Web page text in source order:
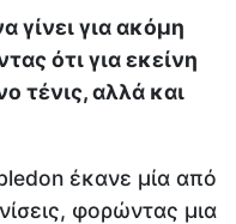
γίνει για ακόμη
ότι για εκείνη
τένις, αλλά και
έκανε μία από
φορώντας μια